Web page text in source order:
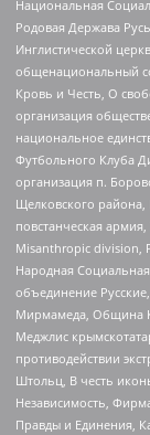
Национальная
Родовая Держава
Инглистической
общенациональный
Кровь и Честь, О
организация
национальное
Футбольного Клуба
организация п.
Щелковского
повстанческая
Misanthropic division,
Народная
объединение
Мирмамеда, Община
Меджлис
противодействии
Штольц, В честь
Независимость,
Правды и Единения,